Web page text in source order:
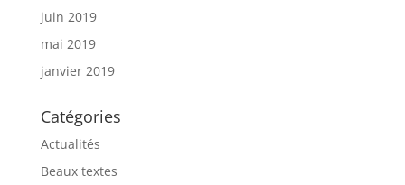
juin 2019
mai 2019
janvier 2019
Catégories
Actualités
Beaux textes